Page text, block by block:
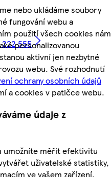
nebo ukládáme soubory
fungování webu a
použití všech cookies nám
personalizovanou
aktivní jen nezbytné
webu. Své rozhodnutí
ochrany osobních údajů
a cookies v patičce webu.
údaje z
umožníte měřit efektivitu
uživatelské statistiky,
ve vašem zařízení,
555